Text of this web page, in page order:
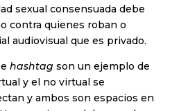
sexual consensuada debe
contra quienes roban o
audiovisual que es privado.
hashtag son un ejemplo de
y el no virtual se
y ambos son espacios en